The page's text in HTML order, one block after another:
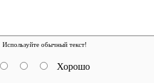
обычный текст!
Хорошо